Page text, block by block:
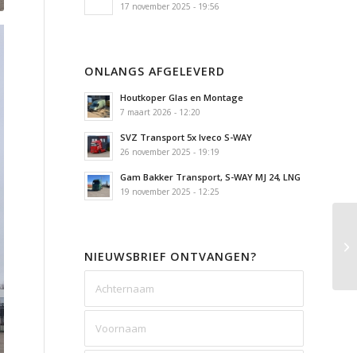
17 november 2025 - 19:56
ONLANGS AFGELEVERD
Houtkoper Glas en Montage
7 maart 2026 - 12:20
SVZ Transport 5x Iveco S-WAY
26 november 2025 - 19:19
Gam Bakker Transport, S-WAY MJ 24, LNG
19 november 2025 - 12:25
NIEUWSBRIEF ONTVANGEN?